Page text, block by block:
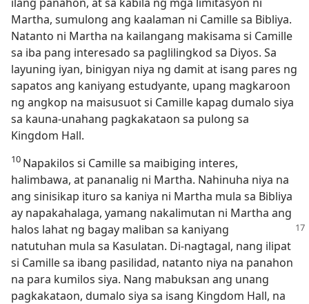
Martha, sumulong ang kaalaman ni Camille sa Bibliya.
Natanto ni Martha na kailangang makisama si Camille
sa iba pang interesado sa paglilingkod sa Diyos. Sa
layuning iyan, binigyan niya ng damit at isang pares ng
sapatos ang kaniyang estudyante, upang magkaroon
ng angkop na maisusuot si Camille kapag dumalo siya
sa kauna-unahang pagkakataon sa pulong sa
Kingdom Hall.
10 Napakilos si Camille sa maibiging interes,
halimbawa, at pananalig ni Martha. Nahinuha niya na
ang sinisikap ituro sa kaniya ni Martha mula sa Bibliya
ay napakahalaga, yamang nakalimutan ni Martha ang
halos lahat ng bagay maliban sa kaniyang
natutuhan mula sa Kasulatan. Di-nagtagal, nang ilipat
si Camille sa ibang pasilidad, natanto niya na panahon
na para kumilos siya. Nang mabuksan ang unang
pagkakataon, dumalo siya sa isang Kingdom Hall, na